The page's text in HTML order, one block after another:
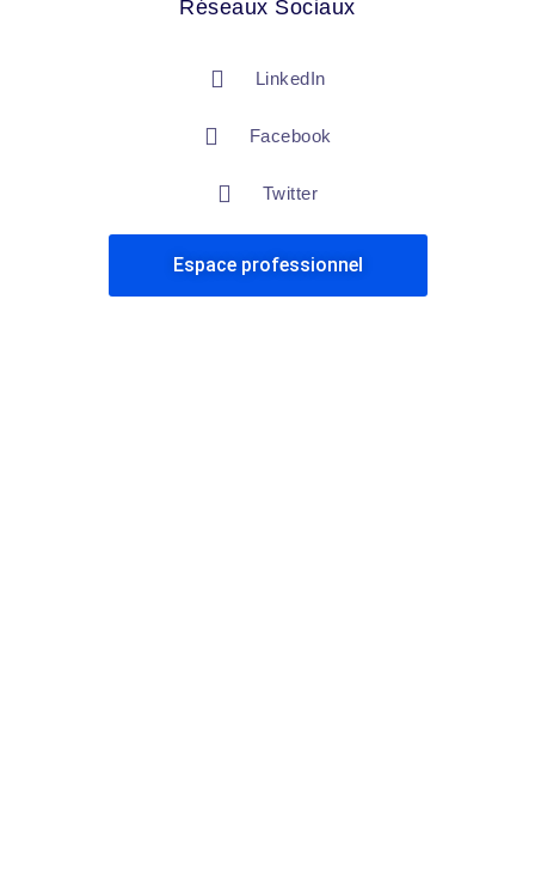
Réseaux Sociaux
LinkedIn
Facebook
Twitter
Espace professionnel